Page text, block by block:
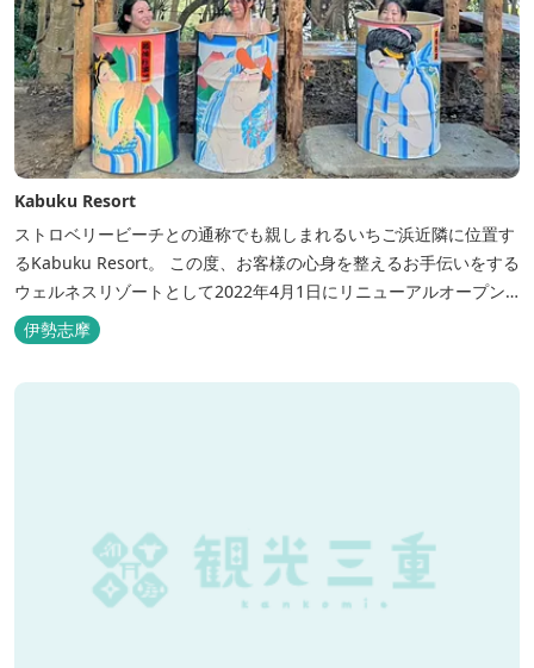
Kabuku Resort
ストロベリービーチとの通称でも親しまれるいちご浜近隣に位置す
るKabuku Resort。 この度、お客様の心身を整えるお手伝いをする
ウェルネスリゾートとして2022年4月1日にリニューアルオープン
いたしました。 フィンランド式ロウリュテントサウナがご宿泊区画
に1張ずつ付属されたプランが登場。 「ととのう」条件が揃い、さ
らに皆様に楽しんでもらえる空間となりました。 満点の星空の下で
伊勢志摩